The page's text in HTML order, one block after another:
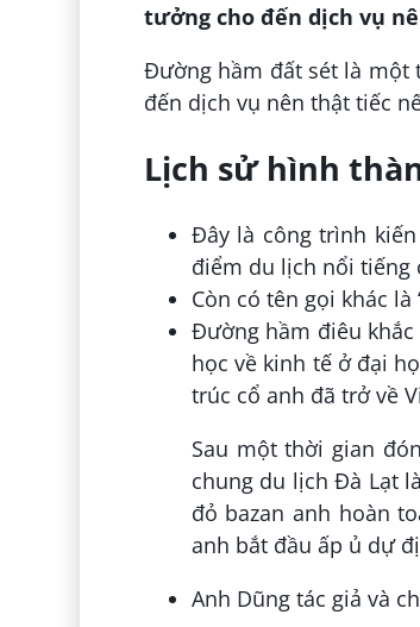
tưởng cho đến dịch vụ
Đường hầm đất sét là một
đến dịch vụ nên thật tiếc
Lịch sử hình
Đây là công trình
điểm du lịch nổi tiếng
Còn có tên gọi khác
Đường hầm điêu
học về kinh tế ở đại
trúc cổ anh đã trở về
Sau một thời gian
chung du lịch Đà Lạt
đỏ bazan anh hoàn
anh bắt đầu ấp ủ dự
Anh Dũng tác giả và